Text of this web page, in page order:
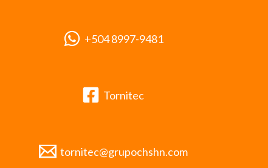
+504 8997-9481
Tornitec
tornitec@grupochshn.com